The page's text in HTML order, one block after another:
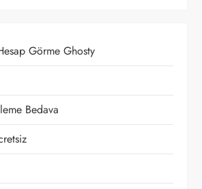
Görme Ghosty
Bedava